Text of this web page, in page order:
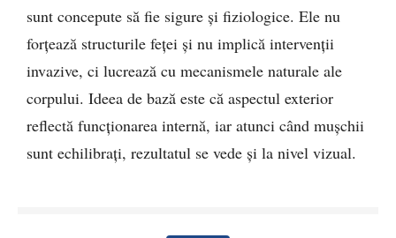
sunt concepute să fie sigure și fiziologice. Ele nu
forțează structurile feței și nu implică intervenții
invazive, ci lucrează cu mecanismele naturale ale
corpului. Ideea de bază este că aspectul exterior
reflectă funcționarea internă, iar atunci când mușchii
sunt echilibrați, rezultatul se vede și la nivel vizual.